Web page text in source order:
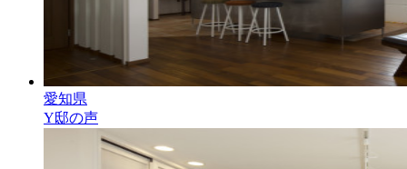
愛知県
Y邸の声